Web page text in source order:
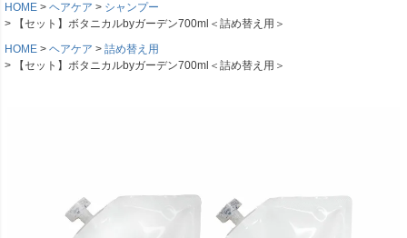
HOME
ヘアケア
シャンプー
【セット】ボタニカルbyガーデン700ml＜詰め替え用＞
HOME
ヘアケア
詰め替え用
【セット】ボタニカルbyガーデン700ml＜詰め替え用＞